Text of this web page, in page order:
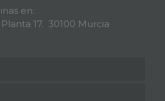
en:
17. 30100 Murcia